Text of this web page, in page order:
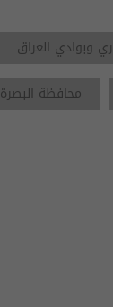
وبوادي العراق
محافظة البصرة